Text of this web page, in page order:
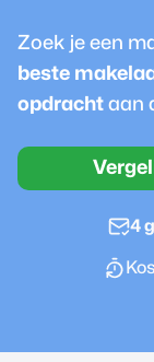
Zoek je een
beste
opdracht aan
4